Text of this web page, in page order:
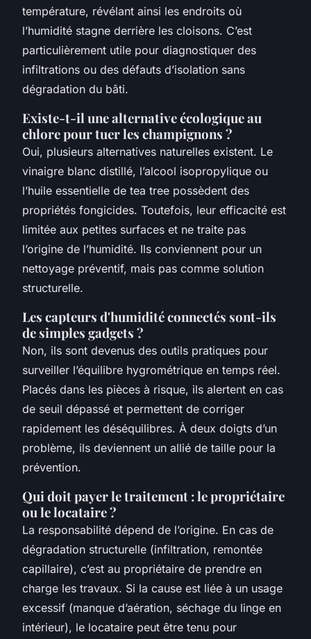
température, révélant ainsi les endroits où
l’humidité stagne derrière les cloisons. C’est
particulièrement utile pour diagnostiquer des
infiltrations ou des défauts d’isolation sans
dégradation du bâti.
Existe-t-il une alternative écologique au
chlore pour tuer les champignons ?
Oui, plusieurs alternatives naturelles existent. Le
vinaigre blanc distillé, l’alcool isopropylique ou
l’huile essentielle de tea tree possèdent des
propriétés fongicides. Toutefois, leur efficacité est
limitée aux petites surfaces et ne traite pas
l’origine de l’humidité. Ils conviennent pour un
nettoyage préventif, mais pas comme solution
structurelle.
Les capteurs d'humidité connectés sont-ils
de simples gadgets ?
Non, ils sont devenus des outils pratiques pour
surveiller l’équilibre hygrométrique en temps réel.
Placés dans les pièces à risque, ils alertent en cas
de seuil dépassé et permettent de corriger
rapidement les déséquilibres. À deux doigts d’un
problème, ils deviennent un allié de taille pour la
prévention.
Qui doit payer le traitement : le propriétaire
ou le locataire ?
La responsabilité dépend de l’origine. En cas de
dégradation structurelle (infiltration, remontée
capillaire), c’est au propriétaire de prendre en
charge les travaux. Si la cause est liée à un usage
excessif (manque d’aération, séchage du linge en
intérieur), le locataire peut être tenu pour